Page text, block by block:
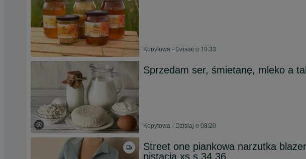
Kopytowa - Dzisiaj o 10:33
Sprzedam ser, śmietanę, mleko a
Kopytowa - Dzisiaj o 08:20
Street one piankowa narzutka
pistacja xs s 34 36